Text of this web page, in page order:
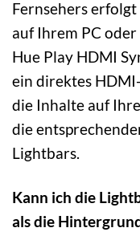
Fernsehers
auf Ihrem PC
Hue Play HDMI
ein direktes
die Inhalte auf
die
Lightbars.
Kann ich die
als die